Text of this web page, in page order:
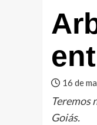
16 de
Teremos
Goiás.